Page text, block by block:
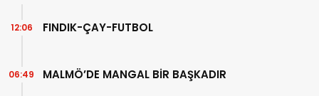
FINDIK-ÇAY-FUTBOL
12:06
MALMÖ’DE MANGAL BİR BAŞKADIR
06:49